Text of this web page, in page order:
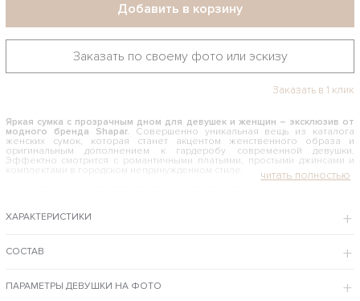
Добавить в корзину
Заказать по своему фото или эскизу
Заказать в 1 клик
Яркая сумка с прозрачным дном для девушек и женщин – эксклюзив от
модного бренда Shapar. Совершенно уникальная вещь из каталога
женских сумок, которая станет акцентом женственного образа и
оригинальным дополнением к гардеробу современной девушки.
Эффектно смотрится с романтичными платьями, простыми джинсами и
комплектами в городском непринужденном стиле.
сочетается с элегантными вечерними нарядами, романтичными и
вещь можно носить на работу в офис, брать с собой в ресторан или на
вечеринку. Сумочка с прозрачным дном идеально подходит для сезона
ХАРАКТЕРИСТИКИ
СОСТАВ
ПАРАМЕТРЫ ДЕВУШКИ НА ФОТО